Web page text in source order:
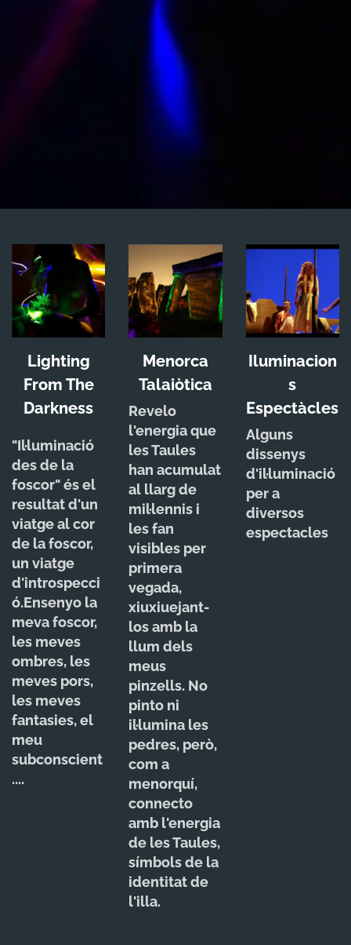
Lighting
From The
Darkness
"Il·luminació
des de la
foscor" és el
resultat d'un
viatge al cor
de la foscor,
un viatge
d'introspecci
ó.Ensenyo la
meva foscor,
les meves
ombres, les
meves pors,
les meves
fantasies, el
meu
subconscient
....
Menorca
Talaiòtica
Revelo
l'energia que
les Taules
han acumulat
al llarg de
mil·lennis i
les fan
visibles per
primera
vegada,
xiuxiuejant-
los amb la
llum dels
meus
pinzells. No
pinto ni
il·lumina les
pedres, però,
com a
menorquí,
connecto
amb l'energia
de les Taules,
símbols de la
identitat de
l'illa.
Iluminacion
s
Espectàcles
Alguns
dissenys
d'il·luminació
per a
diversos
espectacles